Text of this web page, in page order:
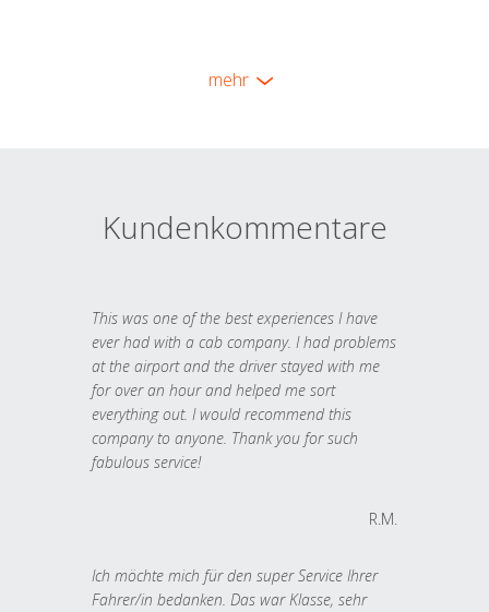
mehr
Kundenkommentare
This was one of the best experiences I have
ever had with a cab company. I had problems
at the airport and the driver stayed with me
for over an hour and helped me sort
everything out. I would recommend this
company to anyone. Thank you for such
fabulous service!
R.M.
Ich möchte mich für den super Service Ihrer
Fahrer/in bedanken. Das war Klasse, sehr